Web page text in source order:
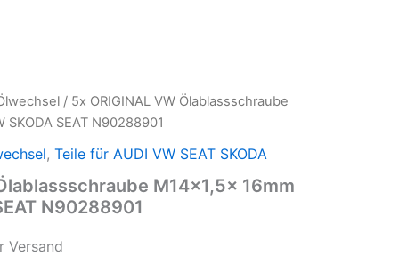
/ 5x ORIGINAL VW Ölablassschraube
SEAT N90288901
, Teile für AUDI VW SEAT SKODA
M14x1,5x 16mm
N90288901
Versand